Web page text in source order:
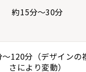
約15分〜30分
120分（デザインの
さにより変動）